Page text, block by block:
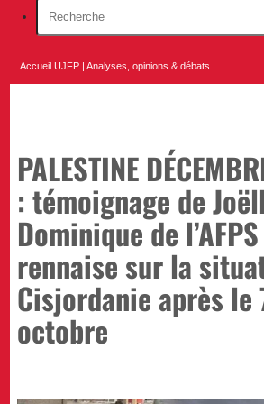
Accueil UJFP |Analyses, opinions & débats
PALESTINE
: témoignage de
Dominique de l’AFPS
rennaise sur la
Cisjordanie après le
octobre